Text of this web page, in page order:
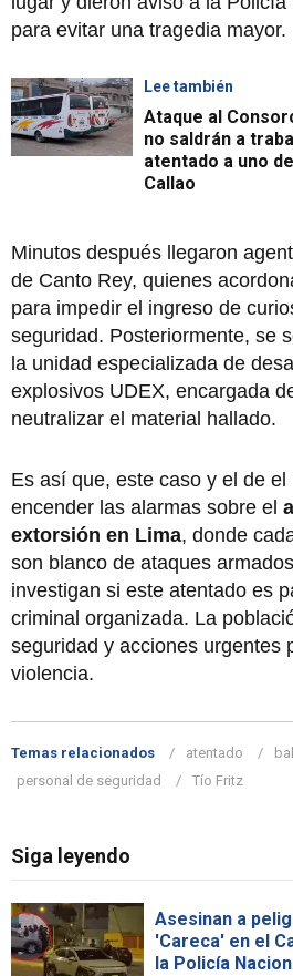
para evitar una tragedia mayor.
Lee también
Ataque al
no saldrán a
atentado a uno
Callao
Minutos después llegaron
de Canto Rey, quienes
para impedir el ingreso de
seguridad. Posteriormente, se
la unidad especializada de
explosivos UDEX, encargada
neutralizar el material hallado.
Es así que, este caso y el de el
encender las alarmas sobre el
extorsión en Lima, donde
son blanco de ataques
investigan si este atentado es
criminal organizada. La
seguridad y acciones urgentes
violencia.
Temas relacionados atentado
personal de seguridad
Tío Fritz
Siga leyendo
Asesinan a
'Careca' en el
la Policía